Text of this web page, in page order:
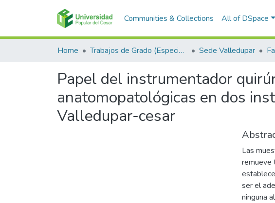
Communities & Collections All of DSpace
Home Trabajos de Grado (Especializaciones y Pregrados) Sede Valledupar
Papel del instrumentador
anatomopatológicas en dos
Valledupar-cesar
Las
remueve
ser el
ninguna